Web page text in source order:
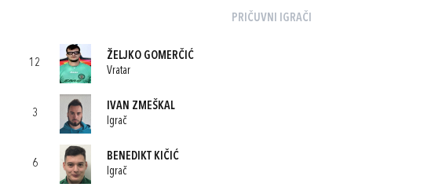
PRIČUVNI IGRAČI
12
ŽELJKO GOMERČIĆ
Vratar
3
IVAN ZMEŠKAL
Igrač
6
BENEDIKT KIČIĆ
Igrač